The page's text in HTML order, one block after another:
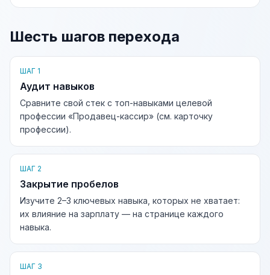
Шесть шагов перехода
ШАГ 1
Аудит навыков
Сравните свой стек с топ-навыками целевой
профессии «Продавец-кассир» (см. карточку
профессии).
ШАГ 2
Закрытие пробелов
Изучите 2–3 ключевых навыка, которых не хватает:
их влияние на зарплату — на странице каждого
навыка.
ШАГ 3